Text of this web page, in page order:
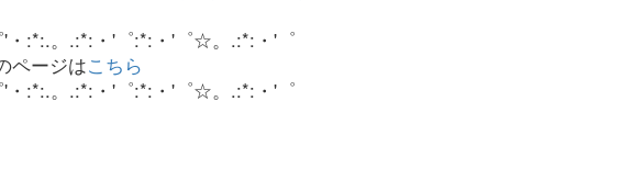
:*:.。.:*:・'゜:*:・'゜☆。.:*:・'゜
ページはこちら
:*:.。.:*:・'゜:*:・'゜☆。.:*:・'゜